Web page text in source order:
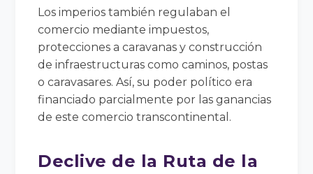
Los imperios también regulaban el
comercio mediante impuestos,
protecciones a caravanas y construcción
de infraestructuras como caminos, postas
o caravasares. Así, su poder político era
financiado parcialmente por las ganancias
de este comercio transcontinental.
Declive de la Ruta de la